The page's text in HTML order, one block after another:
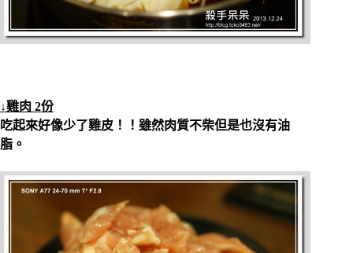
↓雞肉 2份
吃起來好像少了雞皮！！雖然肉質不柴但是也沒有油
脂。